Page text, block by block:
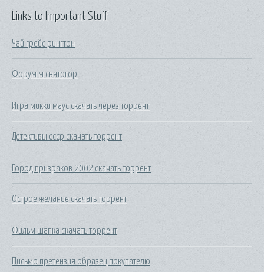
Links to Important Stuff
Чай грейс рингтон
Форум м святогор
Игра микки маус скачать через торрент
Детективы ссср скачать торрент
Город призраков 2002 скачать торрент
Острое желание скачать торрент
Фильм шапка скачать торрент
Письмо претензия образец покупателю